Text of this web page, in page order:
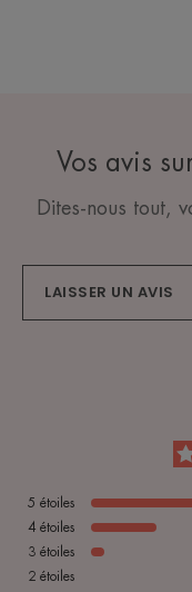
Vos avis
Dites-nous tout,
LAISSER UN AVIS
5 étoiles
4 étoiles
3 étoiles
2 étoiles